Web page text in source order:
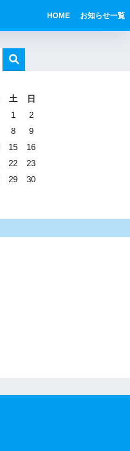
HOME お知らせ一覧
土
日
1
2
8
9
15
16
22
23
29
30